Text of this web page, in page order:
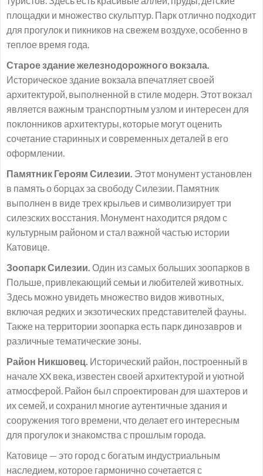
площадки и множество скульптур. Парк отлично подходит
для прогулок и пикников на свежем воздухе, особенно в
теплое время года.
Старое здание железнодорожного вокзала.
Историческое здание вокзала впечатляет своей
архитектурой, выполненной в стиле модерн. Этот вокзал
является важным транспортным узлом и интересен для
поклонников архитектуры, которые могут оценить
сочетание старинных и современных деталей в его
оформлении.
Памятник Героям Силезии. Этот монумент установлен
в память о борцах за свободу Силезии. Памятник
выполнен в виде трех крыльев и символизирует три
силезских восстания. Монумент находится рядом с
культурным районом и стал важной частью истории
Катовице.
Зоопарк Силезии. Один из самых больших зоопарков в
Польше, привлекающий семьи и любителей животных.
Здесь можно увидеть множество видов животных,
включая редких и экзотических представителей фауны.
Также на территории зоопарка есть парк динозавров и
различные тематические зоны.
Район Никшовец. Исторический район, построенный в
начале XX века, известен своей архитектурой и уютной
атмосферой. Район был спроектирован для шахтеров и
их семей, и сохранил многие аутентичные здания и
сооружения того времени, что делает его интересным
для прогулок и знакомства с прошлым города.
Катовице — это город с богатым индустриальным
наследием, которое гармонично сочетается с